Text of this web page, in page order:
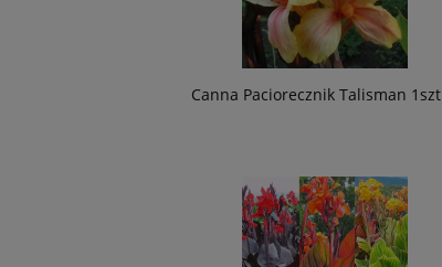
Canna Paciorecznik Talisman 1szt